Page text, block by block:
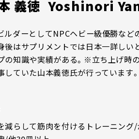
義徳 Yoshinori
ルダーとしてNPCヘビー級優勝など
後はサプリメントでは日本一詳しい
の知識や実績がある。※立ち上げ時
していた山本義徳氏が行っています
減らして筋肉を付けるトレーニン